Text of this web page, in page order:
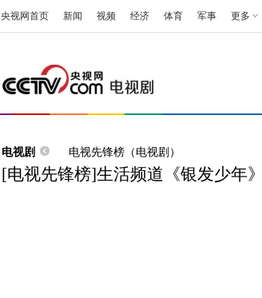
央视网首页 新闻 视频 经济 体育 军事 更多
电视剧 电视先锋榜（电视剧）
[电视先锋榜]生活频道《银发少年